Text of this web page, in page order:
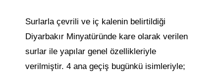
Surlarla çevrili ve iç kalenin belirtildiği
Diyarbakır Minyatüründe kare olarak verilen
surlar ile yapılar genel özellikleriyle
verilmiştir. 4 ana geçiş bugünkü isimleriyle;